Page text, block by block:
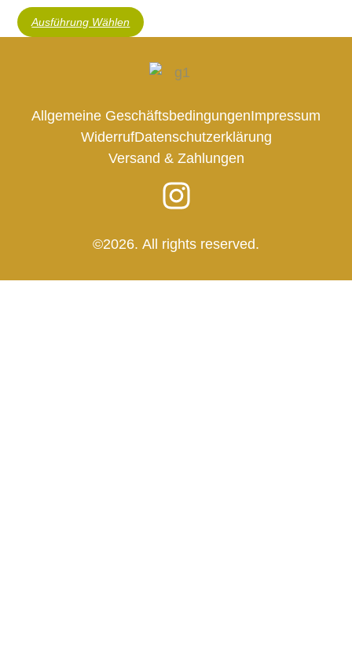
Ausführung Wählen
Allgemeine GeschäftsbedingungenImpressum
WiderrufDatenschutzerklärung
Versand & Zahlungen
©2026. All rights reserved.